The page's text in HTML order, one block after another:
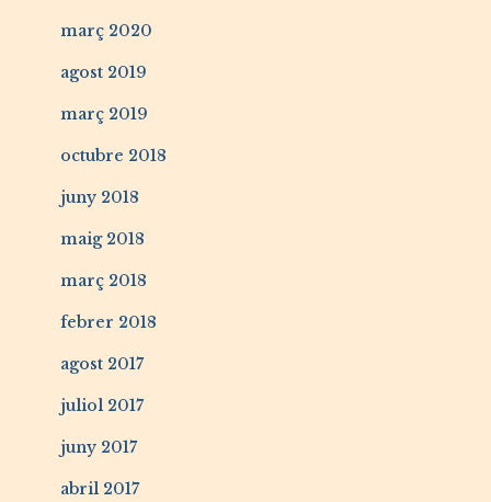
març 2020
agost 2019
març 2019
octubre 2018
juny 2018
maig 2018
març 2018
febrer 2018
agost 2017
juliol 2017
juny 2017
abril 2017